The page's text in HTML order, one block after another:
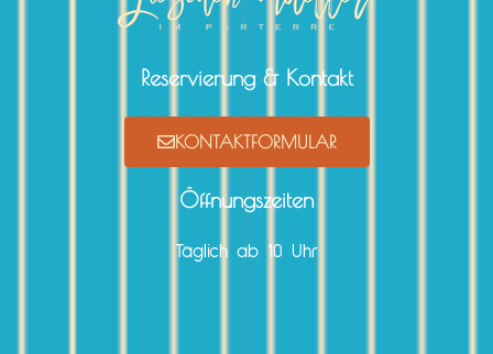
Reservierung & Kontakt
KONTAKTFORMULAR
Öffnungszeiten
Täglich ab 10 Uhr